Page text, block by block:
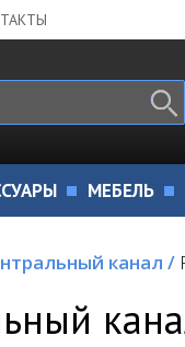
МЕБЕЛЬ
канал /